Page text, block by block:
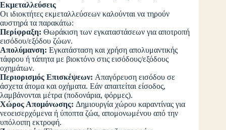
Εκμεταλλεύσεις
Οι ιδιοκτήτες εκμεταλλεύσεων καλούνται να τηρούν
αυστηρά τα παρακάτω:
Περίφραξη: Θωράκιση των εγκαταστάσεων για αποτροπή
εισόδου/εξόδου ζώων.
Απολύμανση: Εγκατάσταση και χρήση απολυμαντικής
τάφρου ή τάπητα με βιοκτόνο στις εισόδους/εξόδους
οχημάτων.
Περιορισμός Επισκέψεων: Απαγόρευση εισόδου σε
άσχετα άτομα και οχήματα. Εάν απαιτείται είσοδος,
λαμβάνονται μέτρα (ποδονάρια, φόρμες).
Χώρος Απομόνωσης: Δημιουργία χώρου καραντίνας για
νεοεισερχόμενα ή ύποπτα ζώα, απομονωμένου από την
υπόλοιπη εκτροφή.